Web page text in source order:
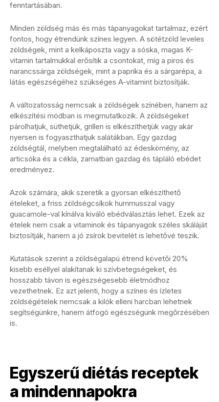
fenntartásában.
Minden zöldség más és más tápanyagokat tartalmaz, ezért
fontos, hogy étrendünk színes legyen. A sötétzöld leveles
zöldségek, mint a kelkáposzta vagy a sóska, magas K-
vitamin tartalmukkal erősítik a csontokat, míg a piros és
narancssárga zöldségek, mint a paprika és a sárgarépa, a
látás egészségéhez szükséges A-vitamint biztosítják.
A változatosság nemcsak a zöldségek színében, hanem az
elkészítési módban is megmutatkozik. A zöldségeket
párolhatjuk, süthetjük, grillen is elkészíthetjük vagy akár
nyersen is fogyaszthatjuk salátákban. Egy gazdag
zöldségtál, melyben megtalálható az édeskömény, az
articsóka és a cékla, zamatban gazdag és tápláló ebédet
eredményez.
Azok számára, akik szeretik a gyorsan elkészíthető
ételeket, a friss zöldségcsíkok hummusszal vagy
guacamole-val kínálva kiváló ebédválasztás lehet. Ezek az
ételek nem csak a vitaminok és tápanyagok széles skáláját
biztosítják, hanem a jó zsírok bevitelét is lehetővé teszik.
Kutatások szerint a zöldségalapú étrend követői 20%
kisebb eséllyel alakítanak ki szívbetegségeket, és
hosszabb távon is egészségesebb életmódhoz
vezethetnek. Ez azt jelenti, hogy a színes és ízletes
zöldségételek nemcsak a kilók elleni harcban lehetnek
segítségünkre, hanem átfogó egészségünk megőrzésében
is.
Egyszerű diétás receptek
a mindennapokra